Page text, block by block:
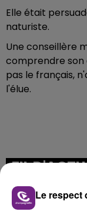
Elle était
naturiste.
Une conseillère
comprendre son
pas le français,
l'élue.
FIL D'ACTU
Le respect